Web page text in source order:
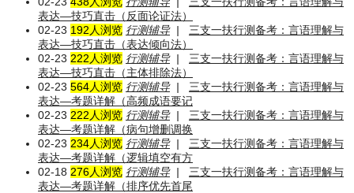
表达—技巧直击（反面论证法）
02-23 192人浏览 行测辅导|
三支一扶行测备考：言语理解与
表达—技巧直击（表达倾向法）
02-23 222人浏览 行测辅导|
三支一扶行测备考：言语理解与
表达—技巧直击（主体排除法）
02-23 564人浏览 行测辅导|
三支一扶行测备考：言语理解与
表达—考题详解（高频成语要记
02-23 222人浏览 行测辅导|
三支一扶行测备考：言语理解与
表达—考题详解（病句增删调换
02-23 234人浏览 行测辅导|
三支一扶行测备考：言语理解与
表达—考题详解（逻辑填空有方
02-18 276人浏览 行测辅导|
三支一扶行测备考：言语理解与
表达—考题详解（排序优先首尾